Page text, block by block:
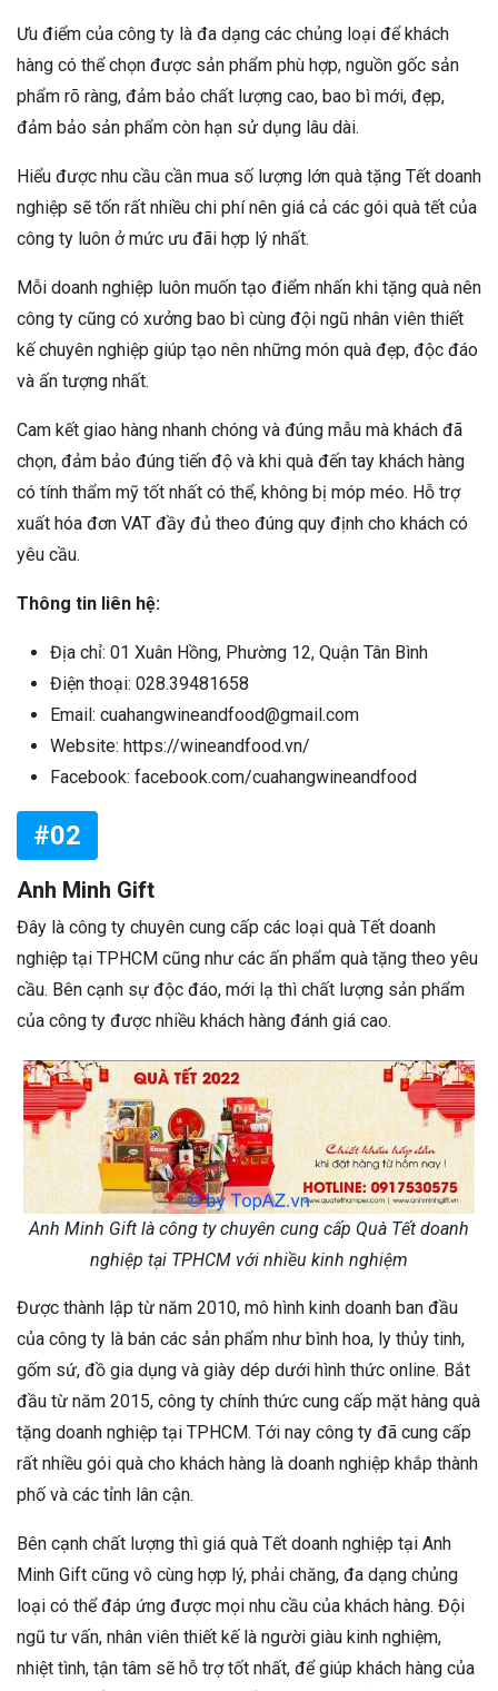
Ưu điểm của công ty là đa dạng các chủng loại để khách
hàng có thể chọn được sản phẩm phù hợp, nguồn gốc sản
phẩm rõ ràng, đảm bảo chất lượng cao, bao bì mới, đẹp,
đảm bảo sản phẩm còn hạn sử dụng lâu dài.
Hiểu được nhu cầu cần mua số lượng lớn quà tặng Tết doanh
nghiệp sẽ tốn rất nhiều chi phí nên giá cả các gói quà tết của
công ty luôn ở mức ưu đãi hợp lý nhất.
Mỗi doanh nghiệp luôn muốn tạo điểm nhấn khi tặng quà nên
công ty cũng có xưởng bao bì cùng đội ngũ nhân viên thiết
kế chuyên nghiệp giúp tạo nên những món quà đẹp, độc đáo
và ấn tượng nhất.
Cam kết giao hàng nhanh chóng và đúng mẫu mà khách đã
chọn, đảm bảo đúng tiến độ và khi quà đến tay khách hàng
có tính thẩm mỹ tốt nhất có thể, không bị móp méo. Hỗ trợ
xuất hóa đơn VAT đầy đủ theo đúng quy định cho khách có
yêu cầu.
Thông tin liên hệ:
Địa chỉ: 01 Xuân Hồng, Phường 12, Quận Tân Bình
Điện thoại: 028.39481658
Email: cuahangwineandfood@gmail.com
Website: https://wineandfood.vn/
Facebook: facebook.com/cuahangwineandfood
#02
Anh Minh Gift
Đây là công ty chuyên cung cấp các loại quà Tết doanh
nghiệp tại TPHCM cũng như các ấn phẩm quà tặng theo yêu
cầu. Bên cạnh sự độc đáo, mới lạ thì chất lượng sản phẩm
của công ty được nhiều khách hàng đánh giá cao.
Anh Minh Gift là công ty chuyên cung cấp Quà Tết doanh
nghiệp tại TPHCM với nhiều kinh nghiệm
Được thành lập từ năm 2010, mô hình kinh doanh ban đầu
của công ty là bán các sản phẩm như bình hoa, ly thủy tinh,
gốm sứ, đồ gia dụng và giày dép dưới hình thức online. Bắt
đầu từ năm 2015, công ty chính thức cung cấp mặt hàng quà
tặng doanh nghiệp tại TPHCM. Tới nay công ty đã cung cấp
rất nhiều gói quà cho khách hàng là doanh nghiệp khắp thành
phố và các tỉnh lân cận.
Bên cạnh chất lượng thì giá quà Tết doanh nghiệp tại Anh
Minh Gift cũng vô cùng hợp lý, phải chăng, đa dạng chủng
loại có thể đáp ứng được mọi nhu cầu của khách hàng. Đội
ngũ tư vấn, nhân viên thiết kế là người giàu kinh nghiệm,
nhiệt tình, tận tâm sẽ hỗ trợ tốt nhất, để giúp khách hàng của